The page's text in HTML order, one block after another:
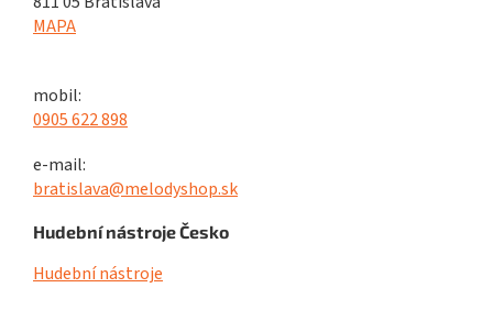
MAPA
mobil:
0905 622 898
e-mail:
bratislava@melodyshop.sk
Hudební nástroje Česko
Hudební nástroje